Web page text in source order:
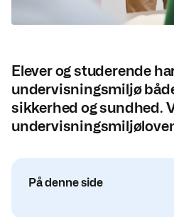
Elever og studerende
undervisningsmiljø
sikkerhed og sundhed.
På denne side